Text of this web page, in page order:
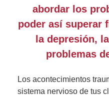
abordar los
poder así superar
la depresión,
problemas
Los acontecimientos
sistema nervioso de tus